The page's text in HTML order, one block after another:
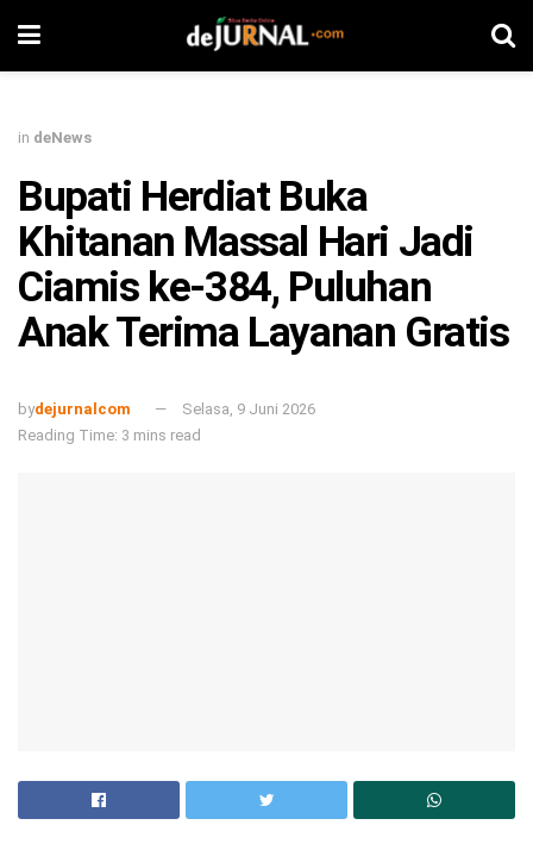
in deNews
Bupati Herdiat Buka
Khitanan Massal Hari Jadi
Ciamis ke-384, Puluhan
Anak Terima Layanan Gratis
bydejurnalcom
Selasa, 9 Juni 2026
Reading Time: 3 mins read